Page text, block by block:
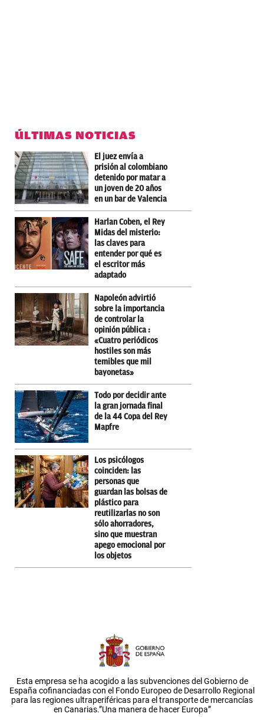
ÚLTIMAS NOTICIAS
El juez envía a
prisión al colombiano
detenido por matar a
un joven de 20 años
en un bar de Valencia
Harlan Coben, el Rey
Midas del misterio:
las claves para
entender por qué es
el escritor más
adaptado
Napoleón advirtió
sobre la importancia
de controlar la
opinión pública :
«Cuatro periódicos
hostiles son más
temibles que mil
bayonetas»
Todo por decidir ante
la gran jornada final
de la 44 Copa del Rey
Mapfre
Los psicólogos
coinciden: las
personas que
guardan las bolsas de
plástico para
reutilizarlas no son
sólo ahorradores,
sino que muestran
apego emocional por
los objetos
Esta empresa se ha acogido a las subvenciones del Gobierno de
España cofinanciadas con el Fondo Europeo de Desarrollo Regional
para las regiones ultraperiféricas para el transporte de mercancías
en Canarias.”Una manera de hacer Europa”